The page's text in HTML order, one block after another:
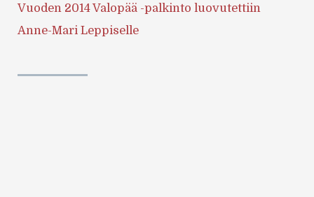
Vuoden 2014 Valopää -palkinto luovutettiin
Anne-Mari Leppiselle